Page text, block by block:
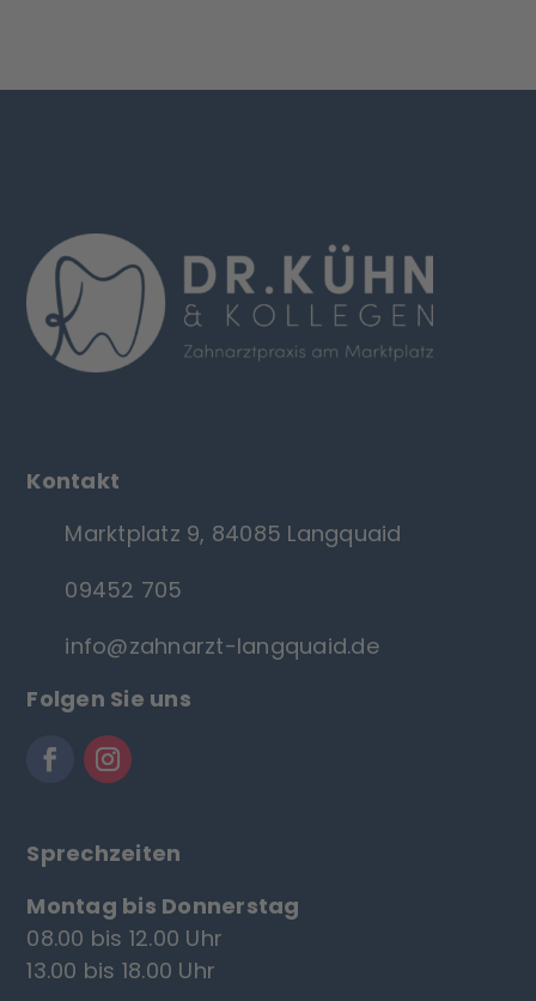
Kontakt
Marktplatz 9, 84085 Langquaid
09452 705
info@zahnarzt-langquaid.de
Folgen Sie uns
Sprechzeiten
Montag bis Donnerstag
08.00 bis 12.00 Uhr
13.00 bis 18.00 Uhr